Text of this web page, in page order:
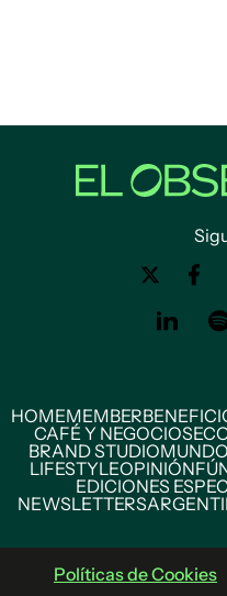
HOMEMEMBER
CAFÉ Y NEGOCIOS
BRAND STUDIOMUNDO
LIFESTYLEOPINIÓN
EDICIONES
NEWSLETTERS
Políticas de Cookies